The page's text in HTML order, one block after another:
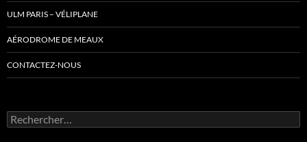
ULM PARIS – VÉLIPLANE
AÉRODROME DE MEAUX
CONTACTEZ-NOUS
Rechercher :